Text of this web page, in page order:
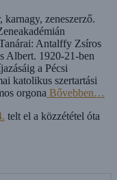
zeneszerző.
Antalffy Zsíros
Albert. 1920-­21-ben
a Pécsi
katolikus szertartási
orgona Bővebben…
telt el a közzététel óta